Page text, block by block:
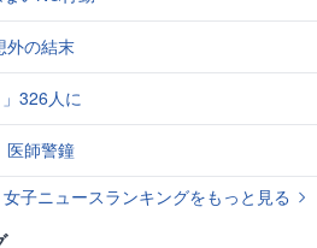
外の結末
326人に
医師警鐘
女子ニュースランキングをもっと見る